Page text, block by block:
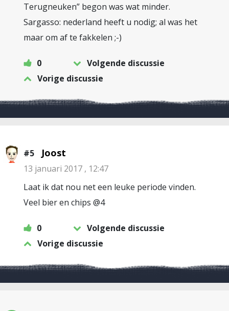
Terugneuken” begon was wat minder.
Sargasso: nederland heeft u nodig; al was het
maar om af te fakkelen ;-)
0
Volgende discussie
Vorige discussie
#5 Joost
13 januari 2017 , 12:47
Laat ik dat nou net een leuke periode vinden.
Veel bier en chips @4
0
Volgende discussie
Vorige discussie